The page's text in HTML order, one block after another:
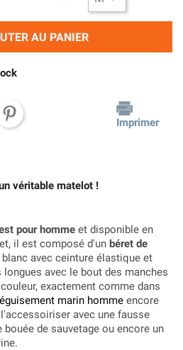
AU PANIER
Imprimer
véritable matelot !
pour homme et disponible en
il est composé d'un béret de
blanc avec ceinture élastique et
avec le bout des manches
exactement comme dans
marin homme encore
avec une fausse
bouée de sauvetage ou encore un